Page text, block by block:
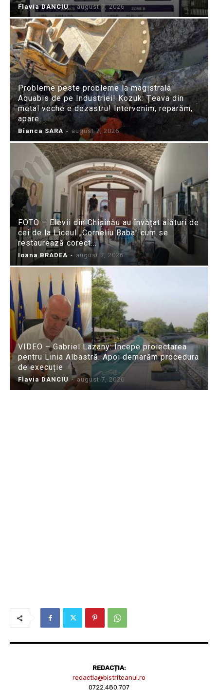
Flavia DANCIU - august 7, 2026
Probleme peste probleme la magistrala
Aquabis de pe Industriei! Kozuk: Țeava din
metal veche e dezastru! Intervenim, reparăm,
apare...
Bianca SARA - august 7, 2026
FOTO – Elevii din Chișinău au învățat alături de
cei de la Liceul „Corneliu Baba” cum se
restaurează corect...
Ioana BRADEA - august 7, 2026
VIDEO – Gabriel Lazany: Începe proiectarea
pentru Linia Albastră. Apoi demarăm procedura
de execuție
Flavia DANCIU - august 7, 2026
REDACȚIA:
redactia@bistriteanul.ro
0722.480.707